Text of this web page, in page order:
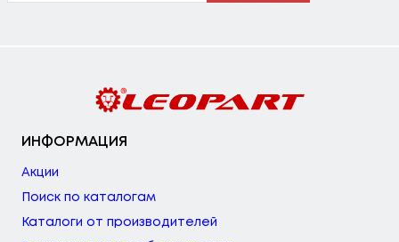
ИНФОРМАЦИЯ
Акции
Поиск по каталогам
Каталоги от производителей